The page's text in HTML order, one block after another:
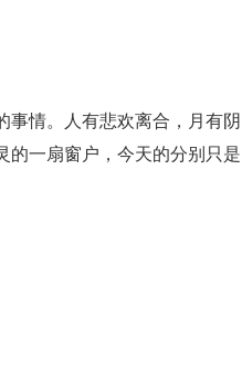
事情。人有悲欢离合，月有阴
的一扇窗户，今天的分别只是